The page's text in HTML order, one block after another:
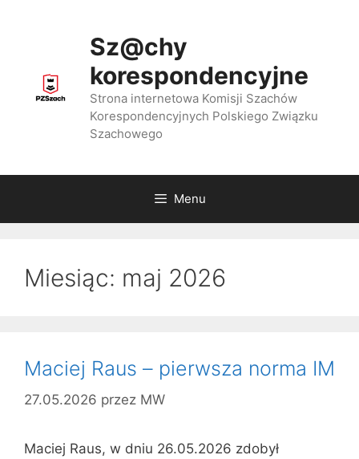
Sz@chy
korespondencyjne
Strona internetowa Komisji Szachów
Korespondencyjnych Polskiego Związku
Szachowego
Menu
Miesiąc: maj 2026
Maciej Raus – pierwsza norma IM
27.05.2026 przez MW
Maciej Raus, w dniu 26.05.2026 zdobył